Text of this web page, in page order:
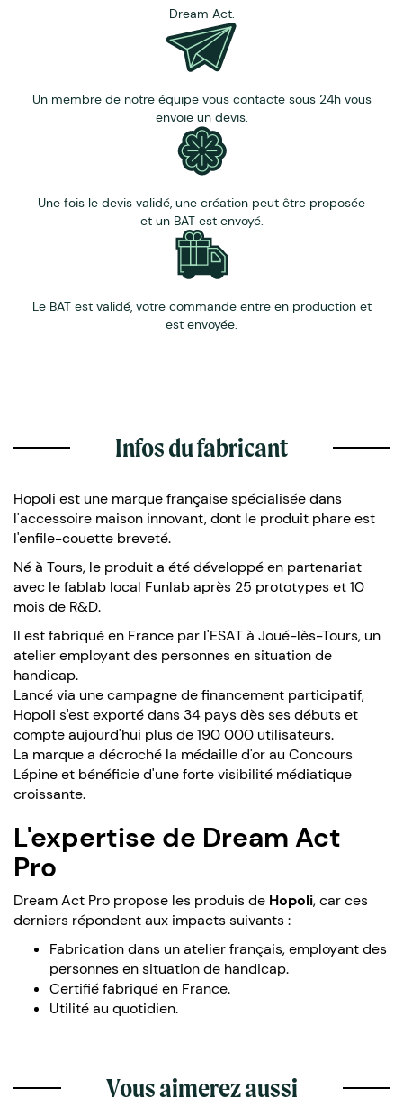
Dream Act.
Un membre de notre équipe vous contacte sous 24h vous
envoie un devis.
Une fois le devis validé, une création peut être proposée
et un BAT est envoyé.
Le BAT est validé, votre commande entre en production et
est envoyée.
Infos du fabricant
Hopoli est une marque française spécialisée dans
l'accessoire maison innovant, dont le produit phare est
l'enfile-couette breveté.
Né à Tours, le produit a été développé en partenariat
avec le fablab local Funlab après 25 prototypes et 10
mois de R&D.
Il est fabriqué en France par l'ESAT à Joué-lès-Tours, un
atelier employant des personnes en situation de
handicap.
Lancé via une campagne de financement participatif,
Hopoli s'est exporté dans 34 pays dès ses débuts et
compte aujourd'hui plus de 190 000 utilisateurs.
La marque a décroché la médaille d'or au Concours
Lépine et bénéficie d'une forte visibilité médiatique
croissante.
L'expertise de Dream Act
Pro
Dream Act Pro propose les produis de Hopoli, car ces
derniers répondent aux impacts suivants :
Fabrication dans un atelier français, employant des
personnes en situation de handicap.
Certifié fabriqué en France.
Utilité au quotidien.
Vous aimerez aussi